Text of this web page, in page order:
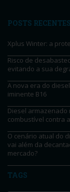
POSTS RECENTES
Xplus Winter: a
Risco de
evitando a sua
A nova era do
iminente B16
Diesel armazenado
combustível contra
O cenário atual do
vai além da
mercado?
TAGS